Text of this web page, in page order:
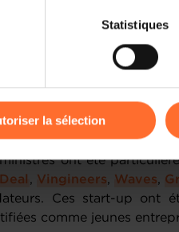
(ex : lecture de
des cookies
Statistiques
la sélection
en partenariat avec
appuyé par Maurice
le programme
de l’Économie
les start-up et
publiques.
ont été
, Vingineers, Waves,
Ces start-up ont
comme jeunes